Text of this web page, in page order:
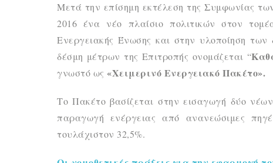
Μετά την επίσημη εκτέλεση της Συμφωνίας
2016 ένα νέο πλαίσιο πολιτικών στον
Ενεργειακής Ένωσης και στην υλοποίηση
δέσμη μέτρων της Επιτροπής ονομάζεται “
γνωστό ως «Χειμερινό Ενεργειακό Πακέτο».
Το Πακέτο βασίζεται στην εισαγωγή δύο
παραγωγή ενέργειας από ανανεώσιμες
τουλάχιστον 32,5%.